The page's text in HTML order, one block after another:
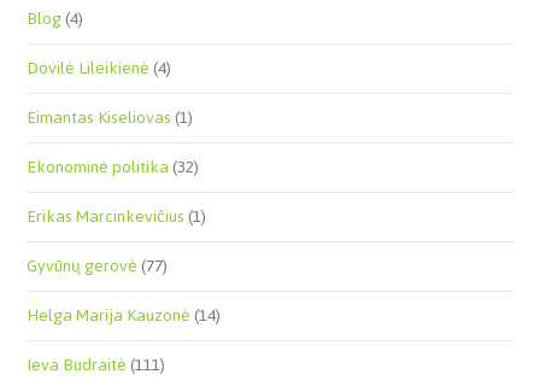
Blog(4)
Dovilė Lileikienė(4)
Eimantas Kiseliovas(1)
Ekonominė politika(32)
Erikas Marcinkevičius(1)
Gyvūnų gerovė(77)
Helga Marija Kauzonė(14)
Ieva Budraitė(111)